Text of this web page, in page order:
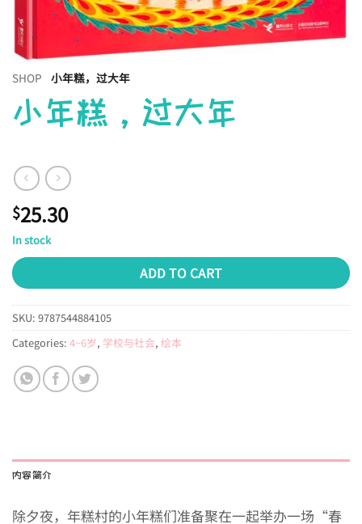
SHOP 小年糕，过大年
小年糕，过大年
$25.30
In stock
ADD TO CART
SKU: 9787544884105
Categories: 4~6岁, 学校与社会, 绘本
内容简介
除夕夜，年糕村的小年糕们准备聚在一起举办一场“春